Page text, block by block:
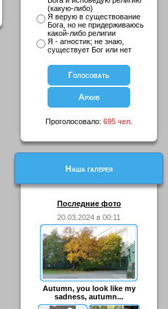
(какую-либо)
Я верую в существование
Бога, но не придерживаюсь
какой-либо религии
Я - агностик; не знаю,
существует Бог или нет
Проголосовало: 695 чел.
Наша галерея
Последние фото
20.03.2024 в 00:11
Autumn, you look like my
sadness, autumn...